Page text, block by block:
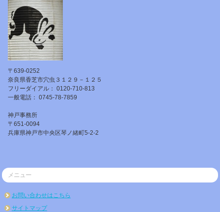
〒639-0252
奈良県香芝市穴虫３１２９－１２５
フリーダイアル： 0120-710-813
一般電話： 0745-78-7859
神戸事務所
〒651-0094
兵庫県神戸市中央区琴ノ緒町5-2-2
メニュー
お問い合わせはこちら
サイトマップ